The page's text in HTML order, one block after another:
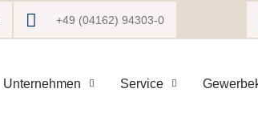
+49 (04162) 94303-0
Unternehmen Service